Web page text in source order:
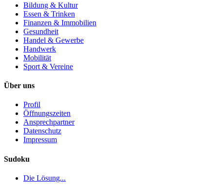
Bildung & Kultur
Essen & Trinken
Finanzen & Immobilien
Gesundheit
Handel & Gewerbe
Handwerk
Mobilität
Sport & Vereine
Über uns
Profil
Öffnungszeiten
Ansprechpartner
Datenschutz
Impressum
Sudoku
Die Lösung...